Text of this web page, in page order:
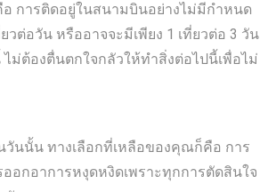
การติดอยู่ในสนามบินอย่างไม่มีกำหนด
วต่อวัน หรืออาจจะมีเพียง 1 เที่ยวต่อ 3 วัน
ม่ต้องตื่นตกใจกลัวให้ทำสิ่งต่อไปนี้เพื่อไม่
วันนั้น ทางเลือกที่เหลือของคุณก็คือ การ
อกอาการหงุดหงิดเพราะทุกการตัดสินใจ